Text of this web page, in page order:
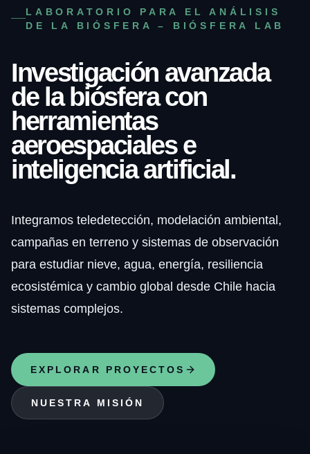
LABORATORIO PARA EL ANÁLISIS
DE LA BIÓSFERA – BIÓSFERA LAB
Investigación avanzada
de la biósfera con
herramientas
aeroespaciales e
inteligencia artificial.
Integramos teledetección, modelación ambiental,
campañas en terreno y sistemas de observación
para estudiar nieve, agua, energía, resiliencia
ecosistémica y cambio global desde Chile hacia
sistemas complejos.
EXPLORAR PROYECTOS
NUESTRA MISIÓN